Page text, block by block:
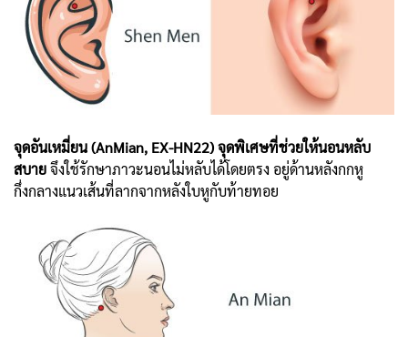
จุดอันเหมี่ยน (AnMian, EX-HN22) จุดพิเศษที่ช่วยให้นอนหลับ
สบายจึงใช้รักษาภาวะนอนไม่หลับได้โดยตรง อยู่ด้านหลังกกหู
กึ่งกลางแนวเส้นที่ลากจากหลังใบหูกับท้ายทอย